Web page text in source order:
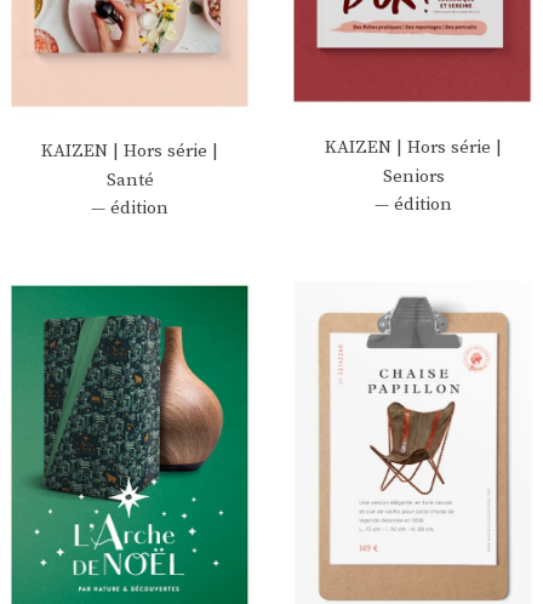
KAIZEN | Hors série |
Seniors
— édition
KAIZEN | Hors série |
Santé
— édition